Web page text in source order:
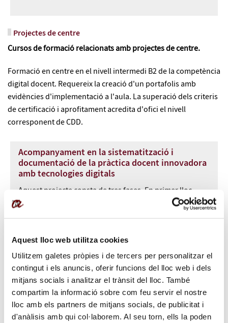
Aquest lloc web utilitza cookies
Utilitzem galetes pròpies i de tercers per personalitzar el
contingut i els anuncis, oferir funcions del lloc web i dels
mitjans socials i analitzar el trànsit del lloc. També
compartim la informació sobre com feu servir el nostre
lloc amb els partners de mitjans socials, de publicitat i
d'anàlisis amb qui col·laborem. Al seu torn, ells la poden
Projectes de centre
Cursos de formació relacionats amb projectes de centre.
Formació en centre en el nivell intermedi B2 de la competència
digital docent. Requereix la creació d'un portafolis amb
evidències d'implementació a l'aula. La superació dels criteris
de certificació i aprofitament acredita d'ofici el nivell
corresponent de CDD.
Acompanyament en la sistematització i
documentació de la pràctica docent innovadora
amb tecnologies digitals
Aquest projecte consta de tres fases. En primer lloc,
formar el professorat en el nivell B2 del MRCDD, en
segon lloc, amb la tutorització d’experts, implementar
pràctica educativa de referència per al treball sistemàtic
de la CD de l’alumnat i, per últim, dissenyar un procés
sistemàtic i documentat amb aquelles accions
consensuades amb el centre educatiu, que permeti
recollir evidències del propi procés d’implantació de
l’Estratègia Digital de Centre.